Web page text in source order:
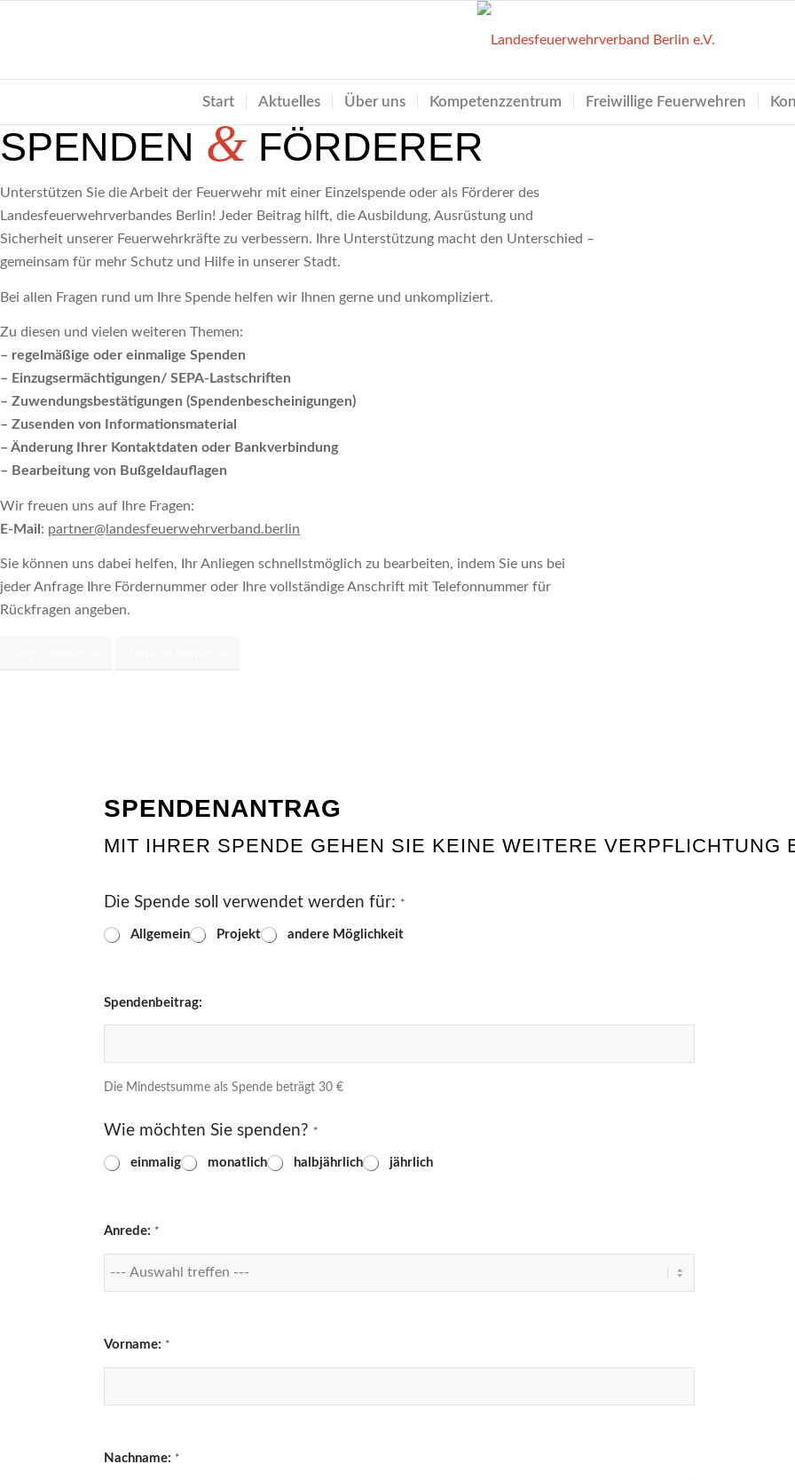
Start Aktuelles Über uns Kompetenzzentrum Freiwillige Feuerwehren
SPENDEN & FÖRDERER
Unterstützen Sie die Arbeit der Feuerwehr mit einer Einzelspende oder als Förderer des
Landesfeuerwehrverbandes Berlin! Jeder Beitrag hilft, die Ausbildung, Ausrüstung und
Sicherheit unserer Feuerwehrkräfte zu verbessern. Ihre Unterstützung macht den Unterschied –
gemeinsam für mehr Schutz und Hilfe in unserer Stadt.
Bei allen Fragen rund um Ihre Spende helfen wir Ihnen gerne und unkompliziert.
Zu diesen und vielen weiteren Themen:
– regelmäßige oder einmalige Spenden
– Einzugsermächtigungen/ SEPA-Lastschriften
– Zuwendungsbestätigungen (Spendenbescheinigungen)
– Zusenden von Informationsmaterial
– Änderung Ihrer Kontaktdaten oder Bankverbindung
– Bearbeitung von Bußgeldauflagen
Wir freuen uns auf Ihre Fragen:
E-Mail : partner@landesfeuerwehrverband.berlin
Sie können uns dabei helfen, Ihr Anliegen schnellstmöglich zu bearbeiten, indem Sie uns bei
jeder Anfrage Ihre Fördernummer oder Ihre vollständige Anschrift mit Telefonnummer für
Rückfragen angeben.
SPENDENANTRAG
MIT IHRER SPENDE GEHEN SIE KEINE WEITERE VERPFLICHTUNG
Die Spende soll verwendet werden für: *
Allgemein Projekt andere Möglichkeit
Spendenbeitrag:
Die Mindestsumme als Spende beträgt 30 €
Wie möchten Sie spenden? *
einmalig monatlich halbjährlich jährlich
Anrede: *
Vorname: *
Nachname: *